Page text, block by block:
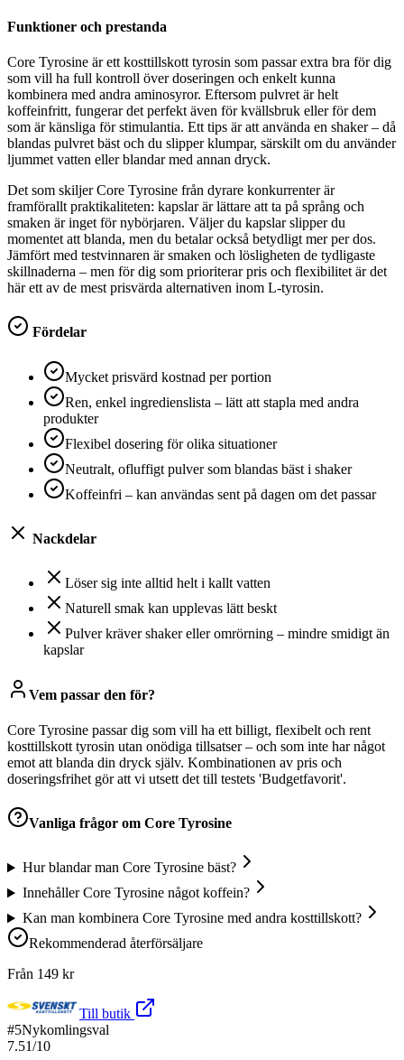
Funktioner och prestanda
Core Tyrosine är ett kosttillskott tyrosin som passar extra bra för dig
som vill ha full kontroll över doseringen och enkelt kunna
kombinera med andra aminosyror. Eftersom pulvret är helt
koffeinfritt, fungerar det perfekt även för kvällsbruk eller för dem
som är känsliga för stimulantia. Ett tips är att använda en shaker – då
blandas pulvret bäst och du slipper klumpar, särskilt om du använder
ljummet vatten eller blandar med annan dryck.
Det som skiljer Core Tyrosine från dyrare konkurrenter är
framförallt praktikaliteten: kapslar är lättare att ta på språng och
smaken är inget för nybörjaren. Väljer du kapslar slipper du
momentet att blanda, men du betalar också betydligt mer per dos.
Jämfört med testvinnaren är smaken och lösligheten de tydligaste
skillnaderna – men för dig som prioriterar pris och flexibilitet är det
här ett av de mest prisvärda alternativen inom L-tyrosin.
Fördelar
Mycket prisvärd kostnad per portion
Ren, enkel ingredienslista – lätt att stapla med andra
produkter
Flexibel dosering för olika situationer
Neutralt, ofluffigt pulver som blandas bäst i shaker
Koffeinfri – kan användas sent på dagen om det passar
Nackdelar
Löser sig inte alltid helt i kallt vatten
Naturell smak kan upplevas lätt beskt
Pulver kräver shaker eller omrörning – mindre smidigt än
kapslar
Vem passar den för?
Core Tyrosine passar dig som vill ha ett billigt, flexibelt och rent
kosttillskott tyrosin utan onödiga tillsatser – och som inte har något
emot att blanda din dryck själv. Kombinationen av pris och
doseringsfrihet gör att vi utsett det till testets 'Budgetfavorit'.
Vanliga frågor om Core Tyrosine
Hur blandar man Core Tyrosine bäst?
Innehåller Core Tyrosine något koffein?
Kan man kombinera Core Tyrosine med andra kosttillskott?
Rekommenderad återförsäljare
Från 149 kr
Till butik
#5Nykomlingsval
7.51/10